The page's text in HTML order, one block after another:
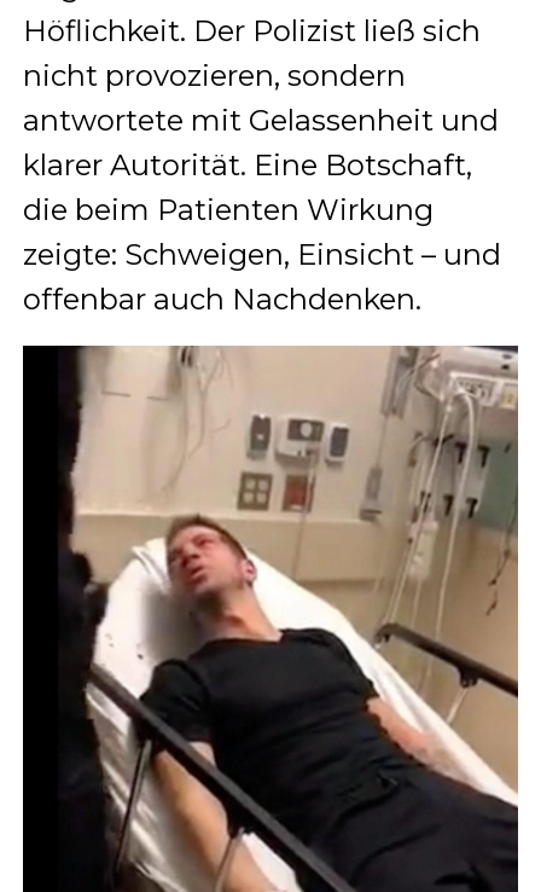
Höflichkeit. Der Polizist ließ sich
nicht provozieren, sondern
antwortete mit Gelassenheit und
klarer Autorität. Eine Botschaft,
die beim Patienten Wirkung
zeigte: Schweigen, Einsicht – und
offenbar auch Nachdenken.